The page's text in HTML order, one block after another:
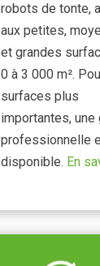
robots de tonte,
aux petites,
et grandes
0 à 3 000 m².
surfaces plus
importantes, une
professionnelle
disponible. En